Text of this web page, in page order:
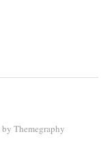
by Themegraphy